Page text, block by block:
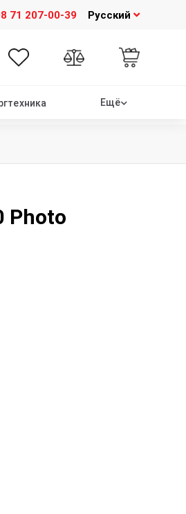
71 207-00-39 Русский
Ещё
Photo